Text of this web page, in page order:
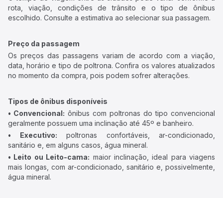
rota, viação, condições de trânsito e o tipo de ônibus
escolhido. Consulte a estimativa ao selecionar sua passagem.
Preço da passagem
Os preços das passagens variam de acordo com a viação,
data, horário e tipo de poltrona. Confira os valores atualizados
no momento da compra, pois podem sofrer alterações.
Tipos de ônibus disponíveis
• Convencional: ônibus com poltronas do tipo convencional
geralmente possuem uma inclinação até 45º e banheiro.
• Executivo: poltronas confortáveis, ar-condicionado,
sanitário e, em alguns casos, água mineral.
• Leito ou Leito-cama: maior inclinação, ideal para viagens
mais longas, com ar-condicionado, sanitário e, possivelmente,
água mineral.